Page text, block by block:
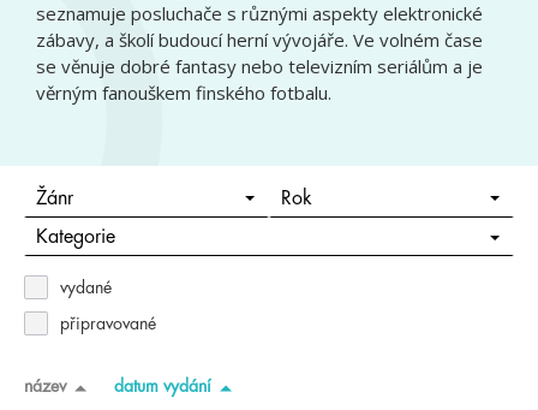
seznamuje posluchače s různými aspekty elektronické
zábavy, a školí budoucí herní vývojáře. Ve volném čase
se věnuje dobré fantasy nebo televizním seriálům a je
věrným fanouškem finského fotbalu.
Žánr Rok
Kategorie
vydané
připravované
název datum vydání